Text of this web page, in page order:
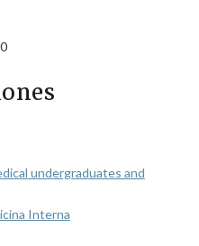
undergraduates and
Interna